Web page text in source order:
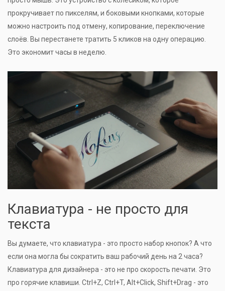
прокручивает по пикселям, и боковыми кнопками, которые
можно настроить под отмену, копирование, переключение
слоёв. Вы перестанете тратить 5 кликов на одну операцию.
Это экономит часы в неделю.
Клавиатура - не просто для
текста
Вы думаете, что клавиатура - это просто набор кнопок? А что
если она могла бы сократить ваш рабочий день на 2 часа?
Клавиатура для дизайнера - это не про скорость печати. Это
про горячие клавиши. Ctrl+Z, Ctrl+T, Alt+Click, Shift+Drag - это